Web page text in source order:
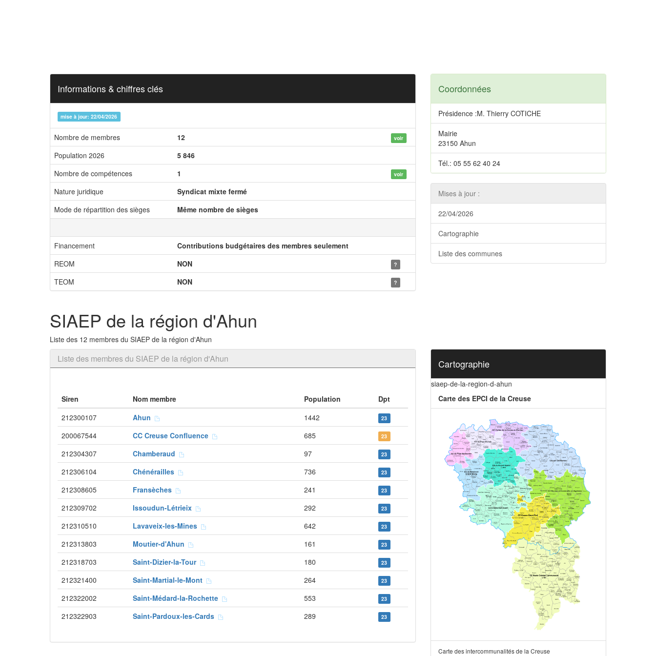
Informations & chiffres clés
mise à jour: 22/04/2026
Nombre de membres 12 voir
Population 2026
5 846
Nombre de compétences
1 voir
Nature juridique
Syndicat mixte fermé
Mode de répartition des sièges
Même nombre de sièges
Financement
Contributions budgétaires des membres seulement
REOM
NON ?
TEOM NON ?
Coordonnées
Présidence :M. Thierry COTICHE
Mairie
23150 Ahun
Tél.: 05 55 62 40 24
Mises à jour :
22/04/2026
Cartographie
Liste des communes
SIAEP de la région d'Ahun
Liste des 12 membres du SIAEP de la région d'Ahun
Liste des membres du SIAEP de la région d'Ahun
Siren Nom membre Population
Dpt
212300107
Ahun 1442 23
200067544 CC Creuse Confluence 685 23
212304307 Chamberaud 97 23
212306104 Chénérailles 736 23
212308605 Fransèches 241 23
212309702 Issoudun-Létrieix 292 23
212310510 Lavaveix-les-Mines 642 23
212313803 Moutier-d'Ahun 161 23
212318703 Saint-Dizier-la-Tour 180 23
212321400 Saint-Martial-le-Mont 264 23
212322002 Saint-Médard-la-Rochette 553 23
212322903 Saint-Pardoux-les-Cards 289 23
Cartographie
siaep-de-la-region-d-ahun
Carte des EPCI de la Creuse
Carte des intercommunalités de la Creuse